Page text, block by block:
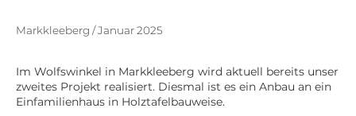
Markkleeberg / Januar 2025
Im Wolfswinkel in Markkleeberg wird aktuell bereits unser
zweites Projekt realisiert. Diesmal ist es ein Anbau an ein
Einfamilienhaus in Holztafelbauweise.